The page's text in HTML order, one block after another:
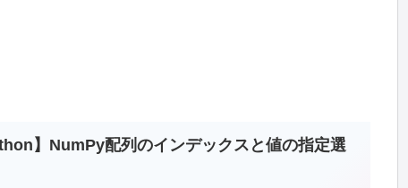
】NumPy配列のインデックスと値の指定選